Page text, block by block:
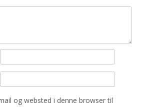
og websted i denne browser til